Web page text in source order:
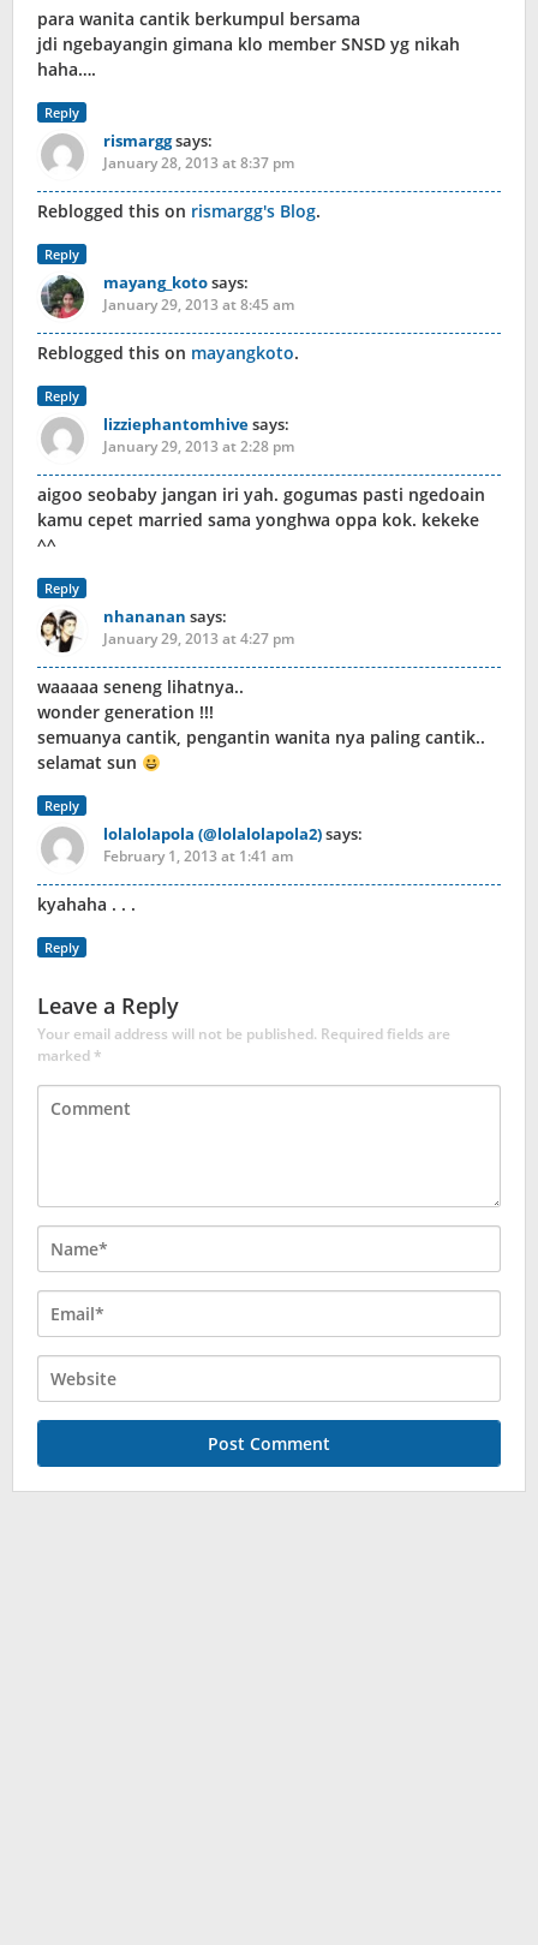
para wanita cantik berkumpul bersama
jdi ngebayangin gimana klo member SNSD yg nikah
haha….
Reply
rismarggsays:
January 28, 2013 at 8:37 pm
Reblogged this on rismargg's Blog.
Reply
mayang_kotosays:
January 29, 2013 at 8:45 am
Reblogged this on mayangkoto.
Reply
lizziephantomhivesays:
January 29, 2013 at 2:28 pm
aigoo seobaby jangan iri yah. gogumas pasti ngedoain
kamu cepet married sama yonghwa oppa kok. kekeke
^^
Reply
nhananan says:
January 29, 2013 at 4:27 pm
waaaaa seneng lihatnya..
wonder generation !!!
semuanya cantik, pengantin wanita nya paling cantik..
selamat sun
Reply
lolalolapola (@lolalolapola2)says:
February 1, 2013 at 1:41 am
kyahaha . . .
Reply
Leave a Reply
Your email address will not be published. Required fields are
marked*